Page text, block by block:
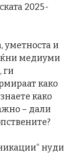
2025-
уметноста и
медиуми
ги
како
како
– дали
нуди